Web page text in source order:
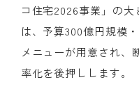
コ住宅2026事業」の大
は、予算300億円規模・
メニューが用意され、
率化を後押しします。